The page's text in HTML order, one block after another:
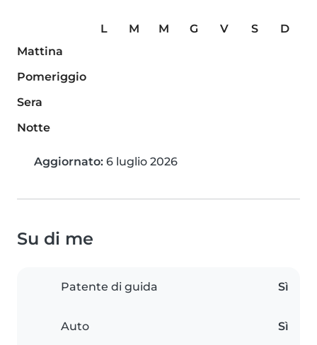
L M M G V S
D
Mattina
Pomeriggio
Sera
Notte
Aggiornato: 6 luglio 2026
Su di me
Patente di guida Sì
Auto Sì